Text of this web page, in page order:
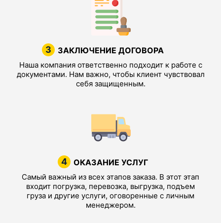
3 ЗАКЛЮЧЕНИЕ ДОГОВОРА
Наша компания ответственно подходит к работе с
документами. Нам важно, чтобы клиент чувствовал
себя защищенным.
4 ОКАЗАНИЕ УСЛУГ
Самый важный из всех этапов заказа. В этот этап
входит погрузка, перевозка, выгрузка, подъем
груза и другие услуги, оговоренные с личным
менеджером.